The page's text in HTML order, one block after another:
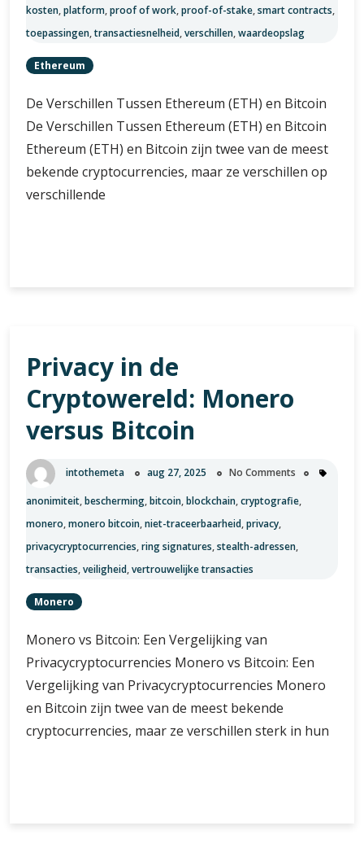
kosten,platform,proof of work,proof-of-stake,smart contracts,
toepassingen,transactiesnelheid,verschillen,waardeopslag
Ethereum
De Verschillen Tussen Ethereum (ETH) en Bitcoin
De Verschillen Tussen Ethereum (ETH) en Bitcoin
Ethereum (ETH) en Bitcoin zijn twee van de meest
bekende cryptocurrencies, maar ze verschillen op
verschillende
Bitcoin
Privacy in de
Cryptowereld: Monero
versus Bitcoin
intothemeta aug 27, 2025 No Comments
anonimiteit,bescherming,bitcoin,blockchain,cryptografie,
monero,monero bitcoin,niet-traceerbaarheid,privacy,
privacycryptocurrencies,ring signatures,stealth-adressen,
transacties,veiligheid,vertrouwelijke transacties
Monero
Monero vs Bitcoin: Een Vergelijking van
Privacycryptocurrencies Monero vs Bitcoin: Een
Vergelijking van Privacycryptocurrencies Monero
en Bitcoin zijn twee van de meest bekende
cryptocurrencies, maar ze verschillen sterk in hun